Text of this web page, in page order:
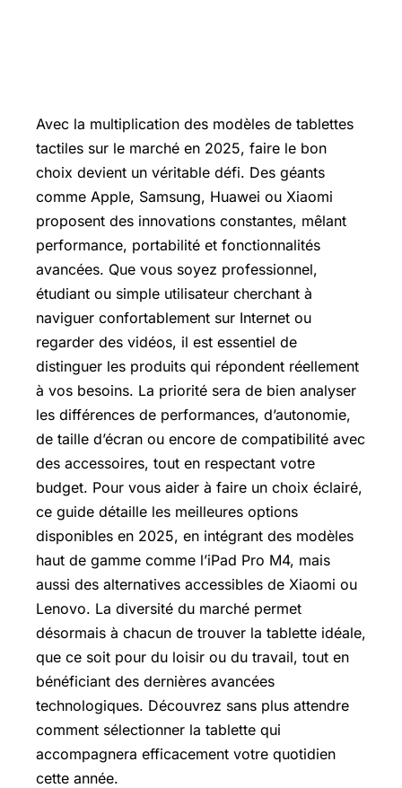
Avec la multiplication des modèles de tablettes
tactiles sur le marché en 2025, faire le bon
choix devient un véritable défi. Des géants
comme Apple, Samsung, Huawei ou Xiaomi
proposent des innovations constantes, mêlant
performance, portabilité et fonctionnalités
avancées. Que vous soyez professionnel,
étudiant ou simple utilisateur cherchant à
naviguer confortablement sur Internet ou
regarder des vidéos, il est essentiel de
distinguer les produits qui répondent réellement
à vos besoins. La priorité sera de bien analyser
les différences de performances, d’autonomie,
de taille d’écran ou encore de compatibilité avec
des accessoires, tout en respectant votre
budget. Pour vous aider à faire un choix éclairé,
ce guide détaille les meilleures options
disponibles en 2025, en intégrant des modèles
haut de gamme comme l’iPad Pro M4, mais
aussi des alternatives accessibles de Xiaomi ou
Lenovo. La diversité du marché permet
désormais à chacun de trouver la tablette idéale,
que ce soit pour du loisir ou du travail, tout en
bénéficiant des dernières avancées
technologiques. Découvrez sans plus attendre
comment sélectionner la tablette qui
accompagnera efficacement votre quotidien
cette année.